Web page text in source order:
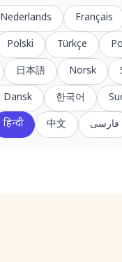
Nederlands Français
Polski Türkçe
日本語 Norsk
Dansk 한국어
हिन्दी 中文 فارسی